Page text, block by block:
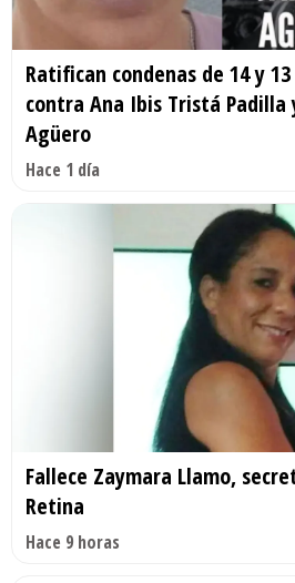
Ratifican condenas de 14 y
contra Ana Ibis Tristá Padilla
Agüero
Hace 1 día
Fallece Zaymara Llamo,
Retina
Hace 9 horas